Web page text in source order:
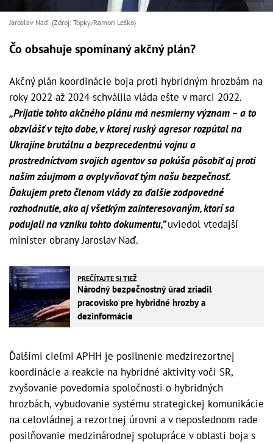
Jaroslav Naď (Zdroj: Topky/Ramon Leško)
Čo obsahuje spomínaný akčný plán?
Akčný plán koordinácie boja proti hybridným hrozbám na
roky 2022 až 2024 schválila vláda ešte v marci 2022.
„Prijatie tohto akčného plánu má nesmierny význam – a to
obzvlášť v tejto dobe, v ktorej ruský agresor rozpútal na
Ukrajine brutálnu a bezprecedentnú vojnu a
prostredníctvom svojich agentov sa pokúša pôsobiť aj proti
našim záujmom a ovplyvňovať tým našu bezpečnosť.
Ďakujem preto členom vlády za ďalšie zodpovedné
rozhodnutie, ako aj všetkým zainteresovaným, ktorí sa
podujali na vzniku tohto dokumentu,”uviedol vtedajší
minister obrany Jaroslav Naď.
PREČÍTAJTE SI TIEŽ
Národný bezpečnostný úrad zriadil
pracovisko pre hybridné hrozby a
dezinformácie
Ďalšími cieľmi APHH je posilnenie medzirezortnej
koordinácie a reakcie na hybridné aktivity voči SR,
zvyšovanie povedomia spoločnosti o hybridných
hrozbách, vybudovanie systému strategickej komunikácie
na celovládnej a rezortnej úrovni a v neposlednom rade
posilňovanie medzinárodnej spolupráce v oblasti boja s